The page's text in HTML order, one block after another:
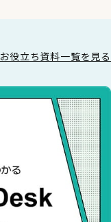
お役立ち資料一覧を見る